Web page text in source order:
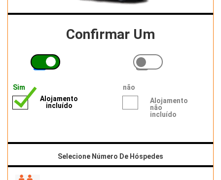
Confirmar Um
Sim
Alojamento
incluído
não
Alojamento
não
incluído
Selecione Número De Hóspedes